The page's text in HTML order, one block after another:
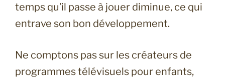
temps qu’il passe à jouer diminue, ce qui
entrave son bon développement.
Ne comptons pas sur les créateurs de
programmes télévisuels pour enfants,